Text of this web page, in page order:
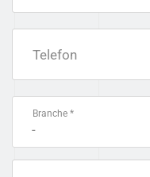
Telefon
Branche *
-